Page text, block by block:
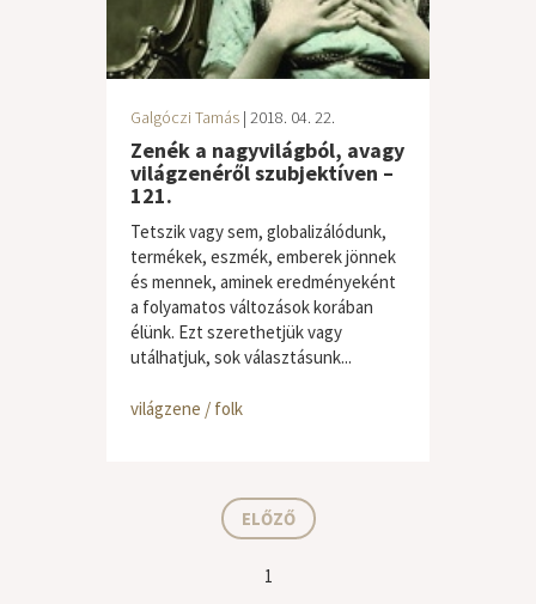
Galgóczi Tamás | 2018. 04. 22.
Zenék a nagyvilágból, avagy
világzenéről szubjektíven –
121.
Tetszik vagy sem, globalizálódunk,
termékek, eszmék, emberek jönnek
és mennek, aminek eredményeként
a folyamatos változások korában
élünk. Ezt szerethetjük vagy
utálhatjuk, sok választásunk...
világzene / folk
ELŐZŐ
1